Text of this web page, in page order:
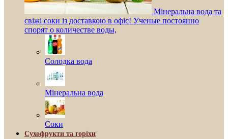
Мінеральна вода та
свіжі соки із доставкою в офіс! Ученые постоянно
спорят о количестве воды,
Солодка вода
Мінеральна вода
Соки
Сухофрукти та горіхи